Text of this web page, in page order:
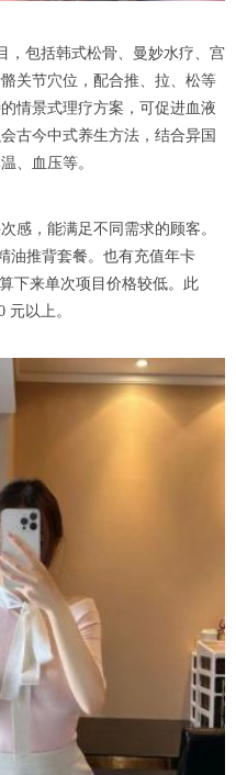
包括韩式松骨、曼妙水疗、宫
关节穴位，配合推、拉、松等
情景式理疗方案，可促进血液
古今中式养生方法，结合异国
、血压等。
，能满足不同需求的顾客。
油推背套餐。也有充值年卡
下来单次项目价格较低。此
元以上。